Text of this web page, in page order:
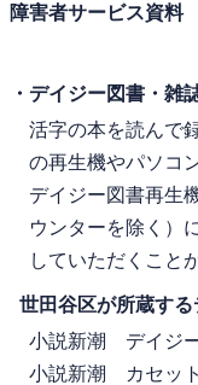
障害者サービス資料
・デイジー図書・雑
活字の本を読んで
の再生機やパソコ
デイジー図書再生
ウンターを除く）
していただくこと
世田谷区が所蔵す
小説新潮 デイジ
小説新潮 カセッ